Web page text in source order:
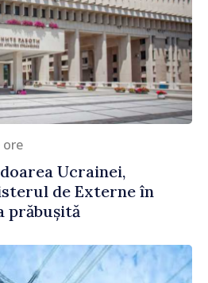
ore
Ucrainei,
de Externe în
prăbușită